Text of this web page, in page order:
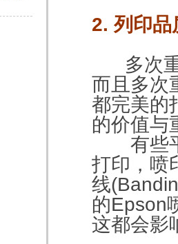
2. 列印品
多次重
而且多次
都完美的
的价值与
有些平
打印，喷
线
的Epson
这都会影